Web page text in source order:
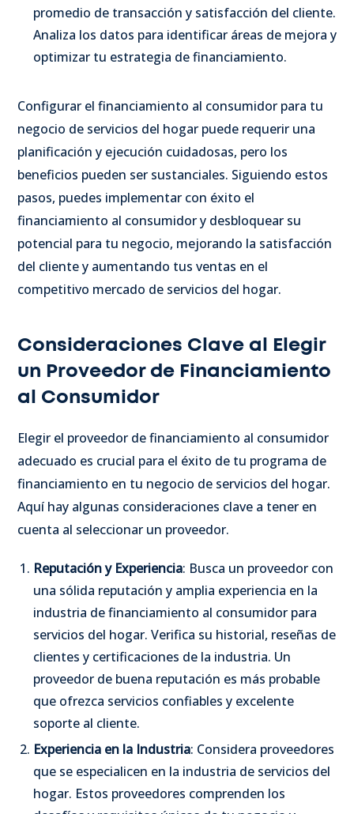
promedio de transacción y satisfacción del cliente.
Analiza los datos para identificar áreas de mejora y
optimizar tu estrategia de financiamiento.
Configurar el financiamiento al consumidor para tu
negocio de servicios del hogar puede requerir una
planificación y ejecución cuidadosas, pero los
beneficios pueden ser sustanciales. Siguiendo estos
pasos, puedes implementar con éxito el
financiamiento al consumidor y desbloquear su
potencial para tu negocio, mejorando la satisfacción
del cliente y aumentando tus ventas en el
competitivo mercado de servicios del hogar.
Consideraciones Clave al Elegir
un Proveedor de Financiamiento
al Consumidor
Elegir el proveedor de financiamiento al consumidor
adecuado es crucial para el éxito de tu programa de
financiamiento en tu negocio de servicios del hogar.
Aquí hay algunas consideraciones clave a tener en
cuenta al seleccionar un proveedor.
Reputación y Experiencia: Busca un proveedor con
una sólida reputación y amplia experiencia en la
industria de financiamiento al consumidor para
servicios del hogar. Verifica su historial, reseñas de
clientes y certificaciones de la industria. Un
proveedor de buena reputación es más probable
que ofrezca servicios confiables y excelente
soporte al cliente.
Experiencia en la Industria: Considera proveedores
que se especialicen en la industria de servicios del
hogar. Estos proveedores comprenden los